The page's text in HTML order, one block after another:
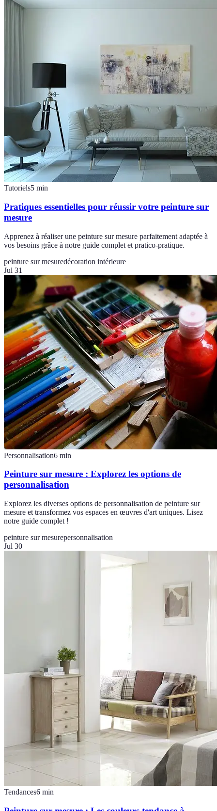
Tutoriels5 min
Pratiques essentielles pour réussir votre peinture sur
mesure
Apprenez à réaliser une peinture sur mesure parfaitement adaptée à
vos besoins grâce à notre guide complet et pratico-pratique.
peinture sur mesuredécoration intérieure
Jul 31
Personnalisation6 min
Peinture sur mesure : Explorez les options de
personnalisation
Explorez les diverses options de personnalisation de peinture sur
mesure et transformez vos espaces en œuvres d'art uniques. Lisez
notre guide complet !
peinture sur mesurepersonnalisation
Jul 30
Tendances6 min